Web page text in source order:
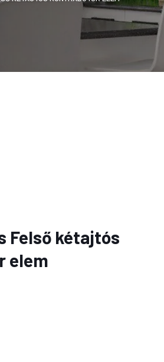
Felső kétajtós
elem